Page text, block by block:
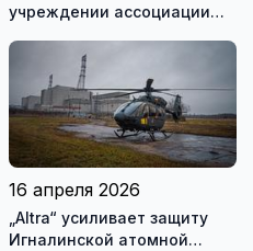
учреждении ассоциации
16 апреля 2026
„Altra“ усиливает защиту
Игналинской атомной